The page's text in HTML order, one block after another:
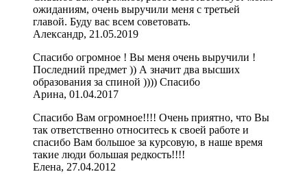
ожиданиям, очень выручили меня с третьей
главой. Буду вас всем советовать.
Александр, 21.05.2019
Спасибо огромное ! Вы меня очень выручили !
Последний предмет )) А значит два высших
образования за спиной )))) Спасибо
Арина, 01.04.2017
Спасибо Вам огромное!!!! Очень приятно, что Вы
так ответственно относитесь к своей работе и
спасибо Вам большое за курсовую, в наше время
такие люди большая редкость!!!!
Елена, 27.04.2012